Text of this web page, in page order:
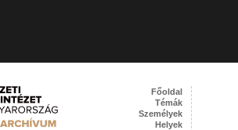
Főoldal
Témák
Személyek
Helyek